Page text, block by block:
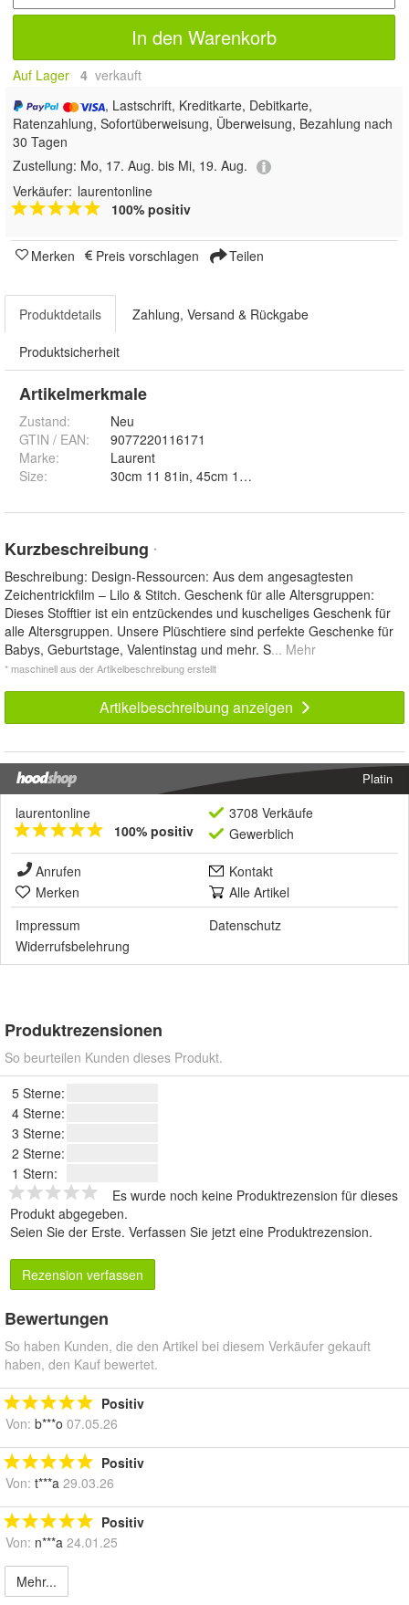
In den Warenkorb
Auf Lager 4 verkauft
, Lastschrift, Kreditkarte, Debitkarte,
Ratenzahlung, Sofortüberweisung, Überweisung, Bezahlung nach
30 Tagen
Zustellung: Mo, 17. Aug. bis Mi, 19. Aug.
Verkäufer: laurentonline
100% positiv
Merken Preis vorschlagen Teilen
Produktdetails Zahlung, Versand & Rückgabe
Produktsicherheit
Artikelmerkmale
Zustand:
Neu
GTIN / EAN:
9077220116171
Marke:
Laurent
Size:
Kurzbeschreibung *
Beschreibung: Design-Ressourcen: Aus dem angesagtesten
Zeichentrickfilm – Lilo & Stitch. Geschenk für alle Altersgruppen:
Dieses Stofftier ist ein entzückendes und kuscheliges Geschenk für
alle Altersgruppen. Unsere Plüschtiere sind perfekte Geschenke für
Babys, Geburtstage, Valentinstag und mehr. S... Mehr
* maschinell aus der Artikelbeschreibung erstellt
Artikelbeschreibung anzeigen
Platin
laurentonline
100% positiv
3708 Verkäufe
Gewerblich
Anrufen
Kontakt
Merken
Alle Artikel
Impressum
Datenschutz
Widerrufsbelehrung
Produktrezensionen
So beurteilen Kunden dieses Produkt.
5 Sterne:
4 Sterne:
3 Sterne:
2 Sterne:
1 Stern:
Es wurde noch keine Produktrezension für dieses
Produkt abgegeben.
Seien Sie der Erste. Verfassen Sie jetzt eine Produktrezension.
Rezension verfassen
Bewertungen
So haben Kunden, die den Artikel bei diesem Verkäufer gekauft
haben, den Kauf bewertet.
Positiv
Von: b***o 07.05.26
Positiv
Von: t***a 29.03.26
Positiv
Von: n***a 24.01.25
Mehr...